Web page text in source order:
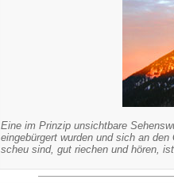
Eine im Prinzip unsichtbare
eingebürgert wurden und sich an
scheu sind, gut riechen und hören,